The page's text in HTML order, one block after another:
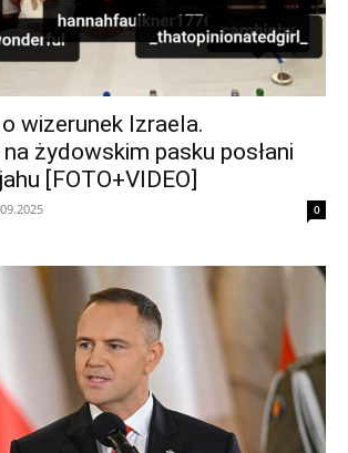
wizerunek Izraela.
żydowskim pasku posłani
[FOTO+VIDEO]
0